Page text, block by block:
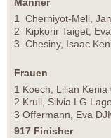
1 Cherniyot-Meli,
2 Kipkorir Taiget,
3 Chesiny, Isaac
Frauen
1 Koech, Lilian Kenia
2 Krull, Silvia LG
3 Offermann, Eva
917 Finisher